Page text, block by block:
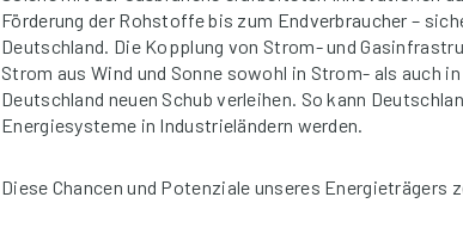
Förderung der Rohstoffe bis zum Endverbraucher –
Deutschland. Die Kopplung von Strom- und
Strom aus Wind und Sonne sowohl in Strom- als auch
Deutschland neuen Schub verleihen. So kann
Energiesysteme in Industrieländern werden.
Diese Chancen und Potenziale unseres Energieträgers